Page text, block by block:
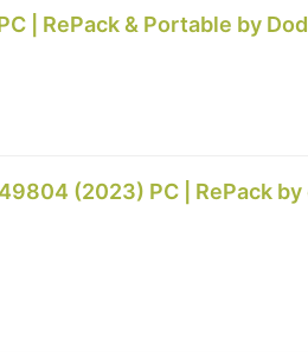
| RePack & Portable by
(2023) PC | RePack